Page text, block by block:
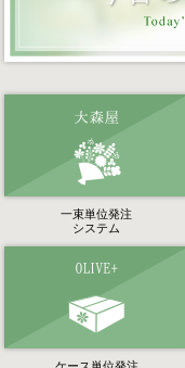
一束単位発注
システム